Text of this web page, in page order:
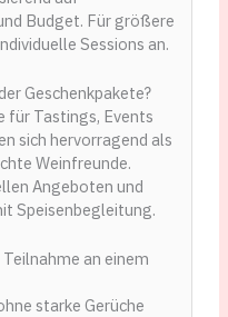
Budget. Für größere
Sessions an.
Geschenkpakete?
für Tastings, Events
sich hervorragend als
Weinfreunde.
Angeboten und
Speisenbegleitung.
an einem
starke Gerüche